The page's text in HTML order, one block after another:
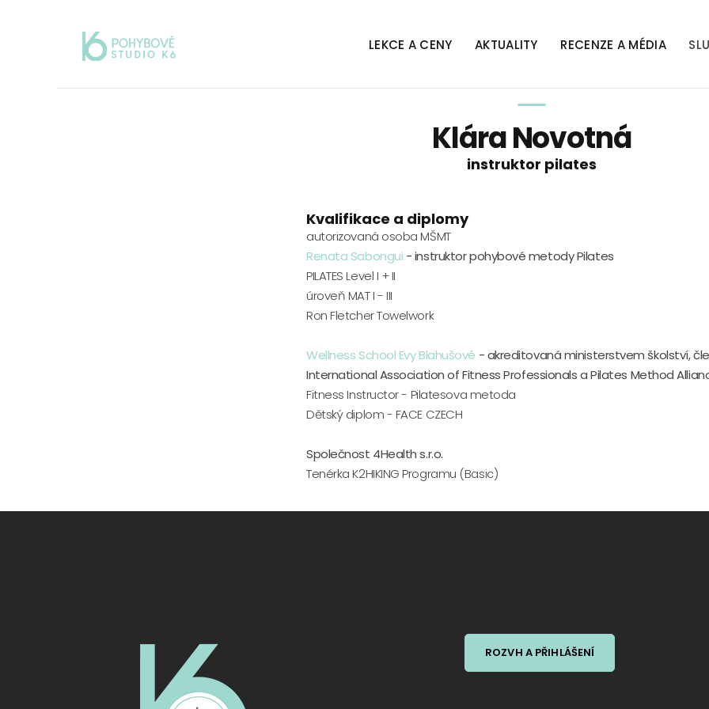
LEKCE A CENY AKTUALITY RECENZE A MÉDIA
Klára Novotná
instruktor pilates
Kvalifikace a diplomy
autorizovaná osoba MŠMT
Renata Sabongui - instruktor pohybové metody Pilates
PILATES Level I + II
úroveň MAT I - III
Ron Fletcher Towelwork
Wellness School Evy Blahušové - akreditovaná ministerstvem školství,
International Association of Fitness Professionals a Pilates Method
Fitness Instructor - Pilatesova metoda
Dětský diplom - FACE CZECH
Společnost 4Health s.r.o.
Tenérka K2HIKING Programu (Basic)
ROZVH A PŘIHLÁŠENÍ